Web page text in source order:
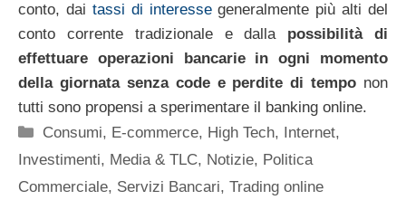
conto, dai tassi di interessegeneralmente più alti del
conto corrente tradizionale e dalla possibilità di
effettuare operazioni bancarie in ogni momento
della giornata senza code e perdite di tempo non
tutti sono propensi a sperimentare il banking online.
Categorie
Consumi, E-commerce, High Tech, Internet,
Investimenti, Media & TLC, Notizie, Politica
Commerciale, Servizi Bancari, Trading online